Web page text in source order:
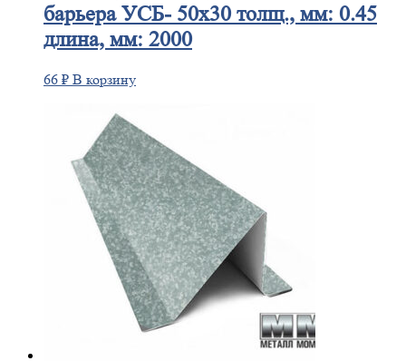
барьера УСБ- 50х30 толщ., мм: 0.45
длина, мм: 2000
66 ₽ В корзину